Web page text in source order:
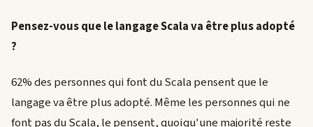
Pensez-vous que le langage Scala va être plus adopté
?
62% des personnes qui font du Scala pensent que le
langage va être plus adopté. Même les personnes qui ne
font pas du Scala, le pensent, quoiqu'une majorité reste